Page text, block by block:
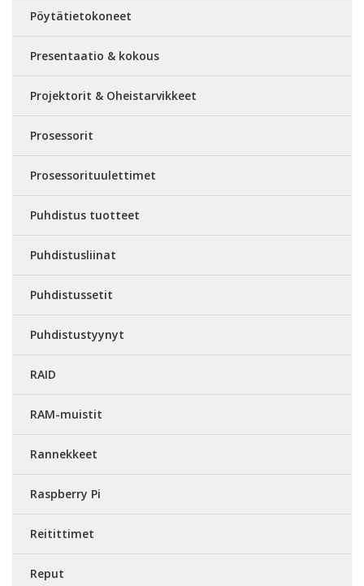
Pöytätietokoneet
Presentaatio & kokous
Projektorit & Oheistarvikkeet
Prosessorit
Prosessorituulettimet
Puhdistus tuotteet
Puhdistusliinat
Puhdistussetit
Puhdistustyynyt
RAID
RAM-muistit
Rannekkeet
Raspberry Pi
Reitittimet
Reput